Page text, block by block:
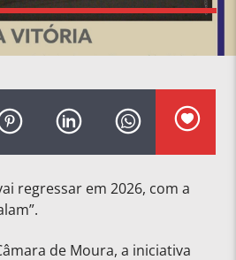
regressar em 2026, com a
de Moura, a iniciativa